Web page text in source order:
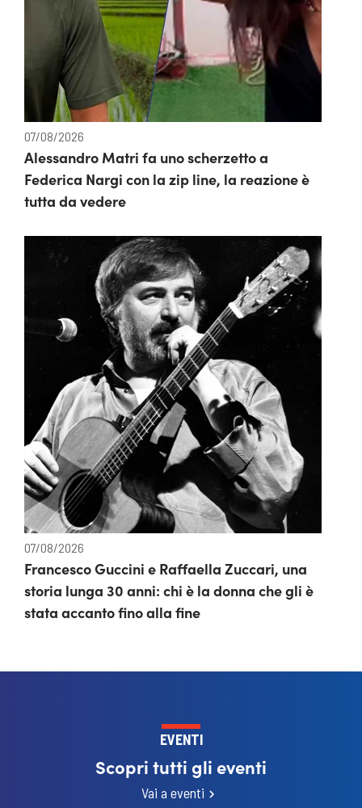
07/08/2026
Alessandro Matri fa uno scherzetto a
Federica Nargi con la zip line, la reazione è
tutta da vedere
07/08/2026
Francesco Guccini e Raffaella Zuccari, una
storia lunga 30 anni: chi è la donna che gli è
stata accanto fino alla fine
EVENTI
Scopri tutti gli eventi
Vai a eventi